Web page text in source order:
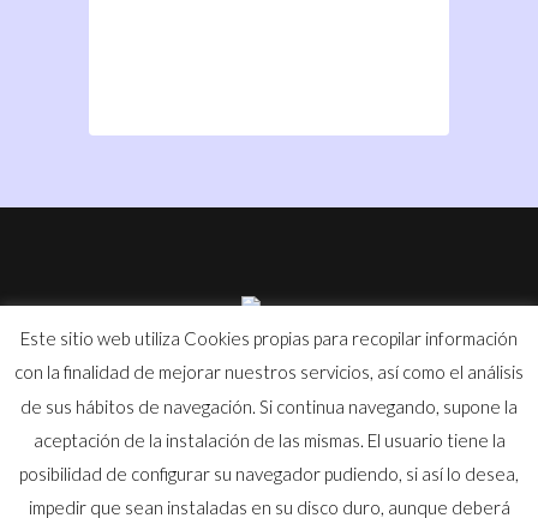
©tpinyeccion.com- Todos los derechos reservados |Aviso
Legal|Política de Privacidad|Política de Cookies
Política de Calidad| Certificado ISO:Español|Inglés|
Francés
Este sitio web utiliza Cookies propias para recopilar información
con la finalidad de mejorar nuestros servicios, así como el análisis
de sus hábitos de navegación. Si continua navegando, supone la
aceptación de la instalación de las mismas. El usuario tiene la
posibilidad de configurar su navegador pudiendo, si así lo desea,
impedir que sean instaladas en su disco duro, aunque deberá